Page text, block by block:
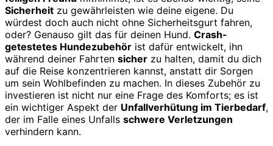
Sicherheit zu gewährleisten wie deine eigene. Du
würdest doch auch nicht ohne Sicherheitsgurt fahren,
oder? Genauso gilt das für deinen Hund. Crash-
getestetes Hundezubehör ist dafür entwickelt, ihn
während deiner Fahrten sicher zu halten, damit du dich
auf die Reise konzentrieren kannst, anstatt dir Sorgen
um sein Wohlbefinden zu machen. In dieses Zubehör zu
investieren ist nicht nur eine Frage des Komforts; es ist
ein wichtiger Aspekt der Unfallverhütung im Tierbedarf,
der im Falle eines Unfalls schwere Verletzungen
verhindern kann.